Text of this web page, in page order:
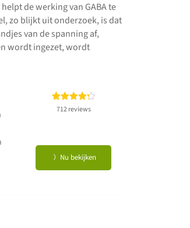
de werking van GABA te
zo blijkt uit onderzoek, is dat
van de spanning af,
wordt ingezet, wordt
Gewaardeerd
712
712 reviews
Nu bekijken